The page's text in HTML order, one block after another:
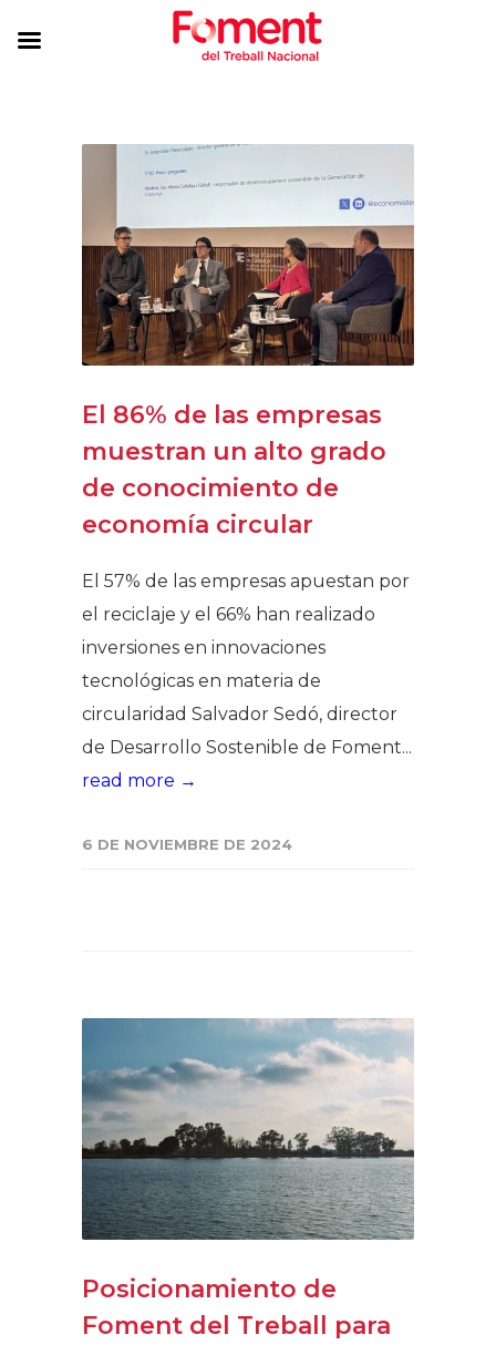
El 86% de las empresas
muestran un alto grado
de conocimiento de
economía circular
El 57% de las empresas apuestan por
el reciclaje y el 66% han realizado
inversiones en innovaciones
tecnológicas en materia de
circularidad Salvador Sedó, director
de Desarrollo Sostenible de Foment...
read more →
6 DE NOVIEMBRE DE 2024
Posicionamiento de
Foment del Treball para